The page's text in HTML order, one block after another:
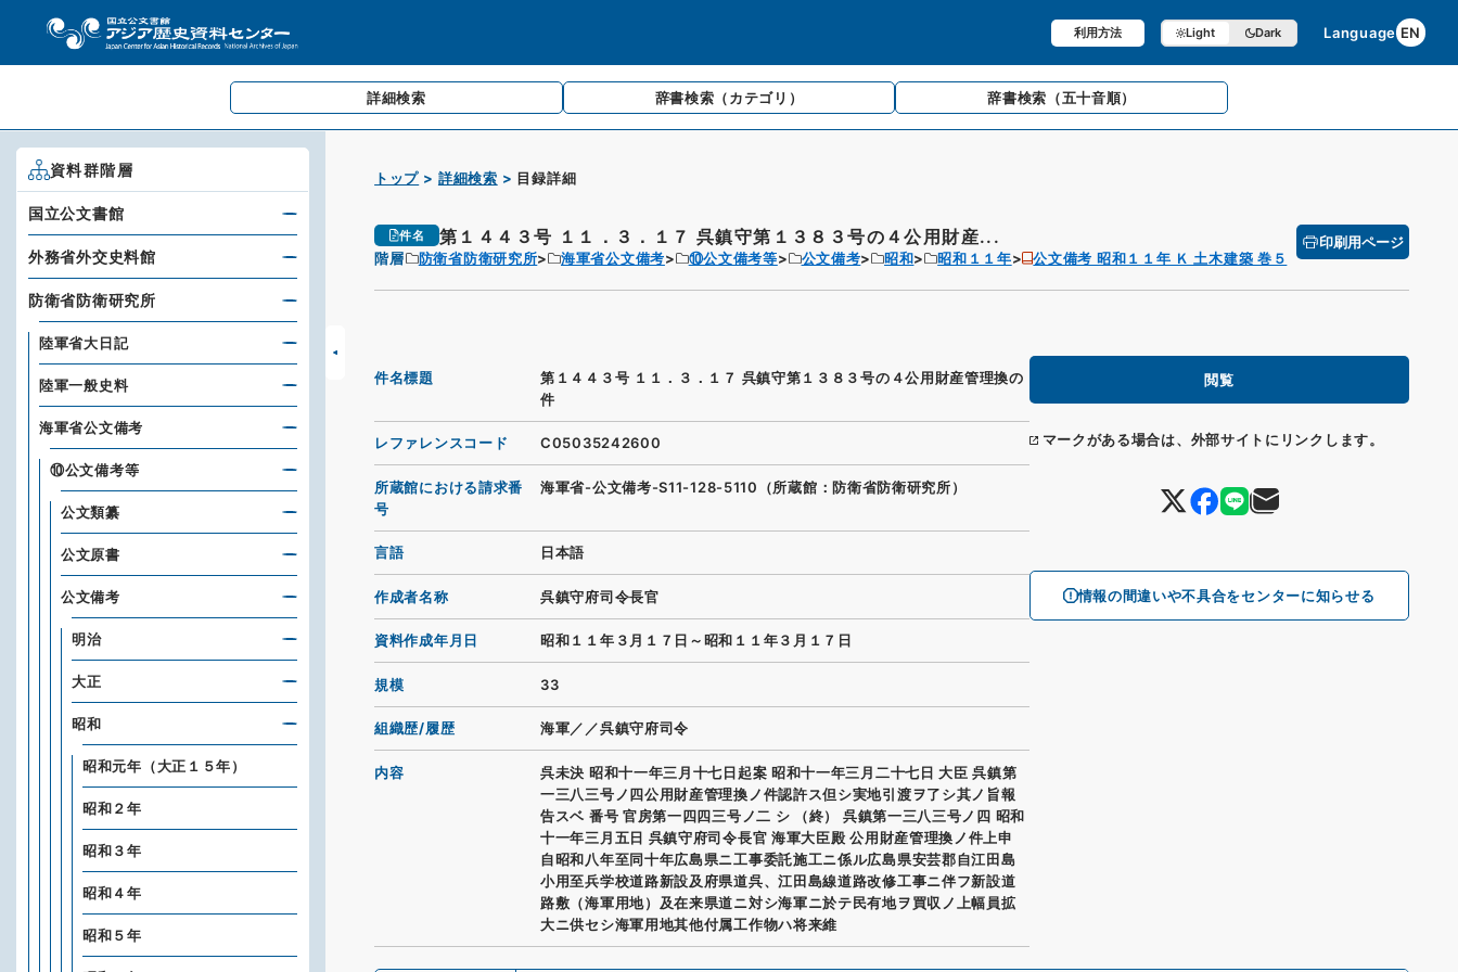
利用方法 Light Dark Language EN
詳細検索 辞書検索 （カテゴリ） 辞書検索 （五十音順）
トップ 詳細検索 目録詳細
件名 第１４４３号 １１．３．１７ 呉鎮守第１３８３号の４公用財産...
階層 防衛省防衛研究所 海軍省公文備考 ⑩公文備考等 公文備考 昭和 昭和１１年 公文備考 昭和１１年 Ｋ 土木建築 巻５
印刷用ページ
閲覧
マークがある場合は、外部サイトにリンクします。
情報の間違いや不具合をセンターに知らせる
件名標題
第１４４３号 １１．３．１７ 呉鎮守第１３８３号の４公用財産管理換の
件
レファレンスコード C05035242600
所蔵館における請求番
号
海軍省-公文備考-S11-128-5110（所蔵館：防衛省防衛研究所）
言語 日本語
作成者名称 呉鎮守府司令長官
資料作成年月日 昭和１１年３月１７日～昭和１１年３月１７日
規模 33
組織歴/履歴 海軍／／呉鎮守府司令
内容
呉未決 昭和十一年三月十七日起案 昭和十一年三月二十七日 大臣 呉鎮第
一三八三号ノ四公用財産管理換ノ件認許ス但シ実地引渡ヲ了シ其ノ旨報
告スベ 番号 官房第一四四三号ノ二 シ （終） 呉鎮第一三八三号ノ四 昭和
十一年三月五日 呉鎮守府司令長官 海軍大臣殿 公用財産管理換ノ件上申
自昭和八年至同十年広島県ニ工事委託施工ニ係ル広島県安芸郡自江田島
小用至兵学校道路新設及府県道呉、江田島線道路改修工事ニ伴フ新設道
路敷（海軍用地）及在来県道ニ対シ海軍ニ於テ民有地ヲ買収ノ上幅員拡
大ニ供セシ海軍用地其他付属工作物ハ将来維
資料群階層
国立公文書館
外務省外交史料館
防衛省防衛研究所
陸軍省大日記
陸軍一般史料
海軍省公文備考
⑩公文備考等
公文類纂
公文原書
公文備考
明治
大正
昭和
昭和元年（大正１５年）
昭和２年
昭和３年
昭和４年
昭和５年